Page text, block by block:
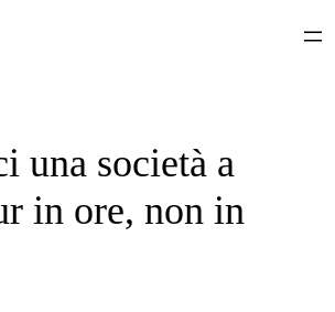
una società a
in ore, non in